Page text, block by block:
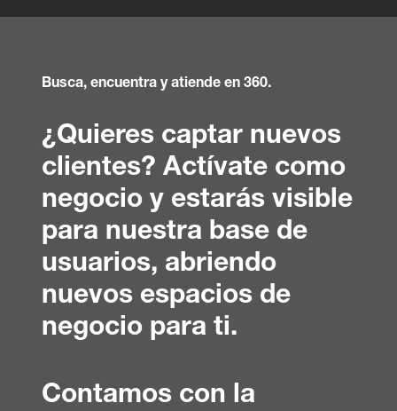
Busca, encuentra y atiende en 360.
¿Quieres captar nuevos
clientes? Actívate como
negocio y estarás visible
para nuestra base de
usuarios, abriendo
nuevos espacios de
negocio para ti.
Contamos con la